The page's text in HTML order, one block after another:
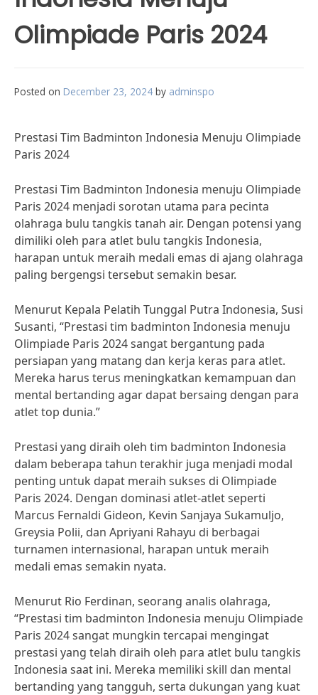
Olimpiade Paris 2024
Posted on December 23, 2024 by adminspo
Prestasi Tim Badminton Indonesia Menuju Olimpiade
Paris 2024
Prestasi Tim Badminton Indonesia menuju Olimpiade
Paris 2024 menjadi sorotan utama para pecinta
olahraga bulu tangkis tanah air. Dengan potensi yang
dimiliki oleh para atlet bulu tangkis Indonesia,
harapan untuk meraih medali emas di ajang olahraga
paling bergengsi tersebut semakin besar.
Menurut Kepala Pelatih Tunggal Putra Indonesia, Susi
Susanti, “Prestasi tim badminton Indonesia menuju
Olimpiade Paris 2024 sangat bergantung pada
persiapan yang matang dan kerja keras para atlet.
Mereka harus terus meningkatkan kemampuan dan
mental bertanding agar dapat bersaing dengan para
atlet top dunia.”
Prestasi yang diraih oleh tim badminton Indonesia
dalam beberapa tahun terakhir juga menjadi modal
penting untuk dapat meraih sukses di Olimpiade
Paris 2024. Dengan dominasi atlet-atlet seperti
Marcus Fernaldi Gideon, Kevin Sanjaya Sukamuljo,
Greysia Polii, dan Apriyani Rahayu di berbagai
turnamen internasional, harapan untuk meraih
medali emas semakin nyata.
Menurut Rio Ferdinan, seorang analis olahraga,
“Prestasi tim badminton Indonesia menuju Olimpiade
Paris 2024 sangat mungkin tercapai mengingat
prestasi yang telah diraih oleh para atlet bulu tangkis
Indonesia saat ini. Mereka memiliki skill dan mental
bertanding yang tangguh, serta dukungan yang kuat